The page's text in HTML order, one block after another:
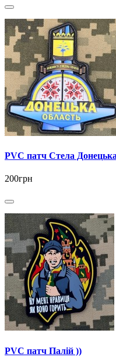
PVC патч Стела
200грн
PVC патч Палій ))